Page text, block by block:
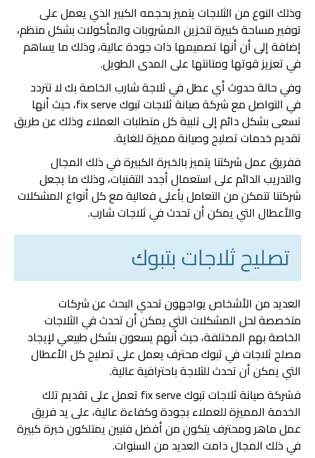
وذلك النوع من الثلاجات يتميز بحجمه الكبير الذي يعمل على
توفير مساحة كبيرة لتخزين المشروبات والمأكولات بشكل منظم،
إضافة إلى أن أنها تصميمها ذات جودة عالية، وذلك ما يساهم
في تعزيز قوتها ومتانتها على المدى الطويل.
وفي حالة حدوث أي عطل في ثلاجة شارب الخاصة بك لا تتردد
في التواصل مع شركة صيانة ثلاجات تبوك fix serve، حيث أنها
تسعى بشكل دائم إلى تلبية كل متطلبات العملاء وذلك عن طريق
تقديم خدمات تصليح وصيانة مميزة للغاية.
ففريق عمل شركتنا يتميز بالخبرة الكبيرة في ذلك المجال
والتدريب الدائم على استعمال أجدد التقنيات، وذلك ما يجعل
شركتنا تتمكن من التعامل بأعلى فعالية مع كل أنواع المشكلات
والأعطال التي يمكن أن تحدث في ثلاجات شارب.
تصليح ثلاجات بتبوك
العديد من الأشخاص يواجهون تحدي البحث عن شركات
متخصصة لحل المشكلات التي يمكن أن تحدث في الثلاجات
الخاصة بهم المختلفة، حيث أنهم يسعون بشكل طبيعي لإيجاد
مصلح ثلاجات في تبوك محترف يعمل على تصليح كل الأعطال
التي يمكن أن تحدث للثلاجة باحترافية عالية.
فشركة صيانة ثلاجات تبوك fix serve تعمل على تقديم تلك
الخدمة المميزة للعملاء بجودة وكفاءة عالية، على يد فريق
عمل ماهر ومحترف يتكون من أفضل فنيين يمتلكون خبرة كبيرة
في ذلك المجال دامت العديد من السنوات.